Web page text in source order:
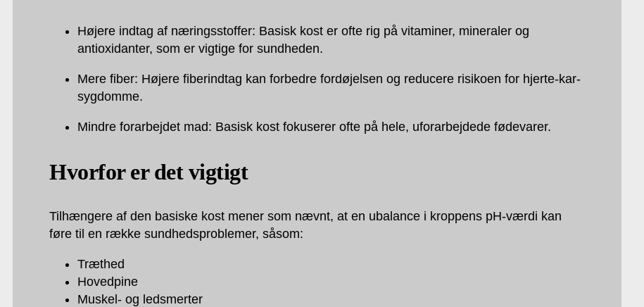
Højere indtag af næringsstoffer: Basisk kost er ofte rig på vitaminer, mineraler og
antioxidanter, som er vigtige for sundheden.
Mere fiber: Højere fiberindtag kan forbedre fordøjelsen og reducere risikoen for hjerte-kar-
sygdomme.
Mindre forarbejdet mad: Basisk kost fokuserer ofte på hele, uforarbejdede fødevarer.
Hvorfor er det vigtigt
Tilhængere af den basiske kost mener som nævnt, at en ubalance i kroppens pH-værdi kan
føre til en række sundhedsproblemer, såsom:
Træthed
Hovedpine
Muskel- og ledsmerter